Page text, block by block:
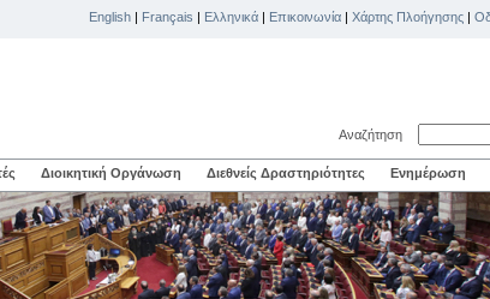
English | Français | Ελληνικά | Επικοινωνία | Χάρτης Πλοήγησης |
Αναζήτηση
Διοικητική Οργάνωση Διεθνείς Δραστηριότητες Ενημέρωση